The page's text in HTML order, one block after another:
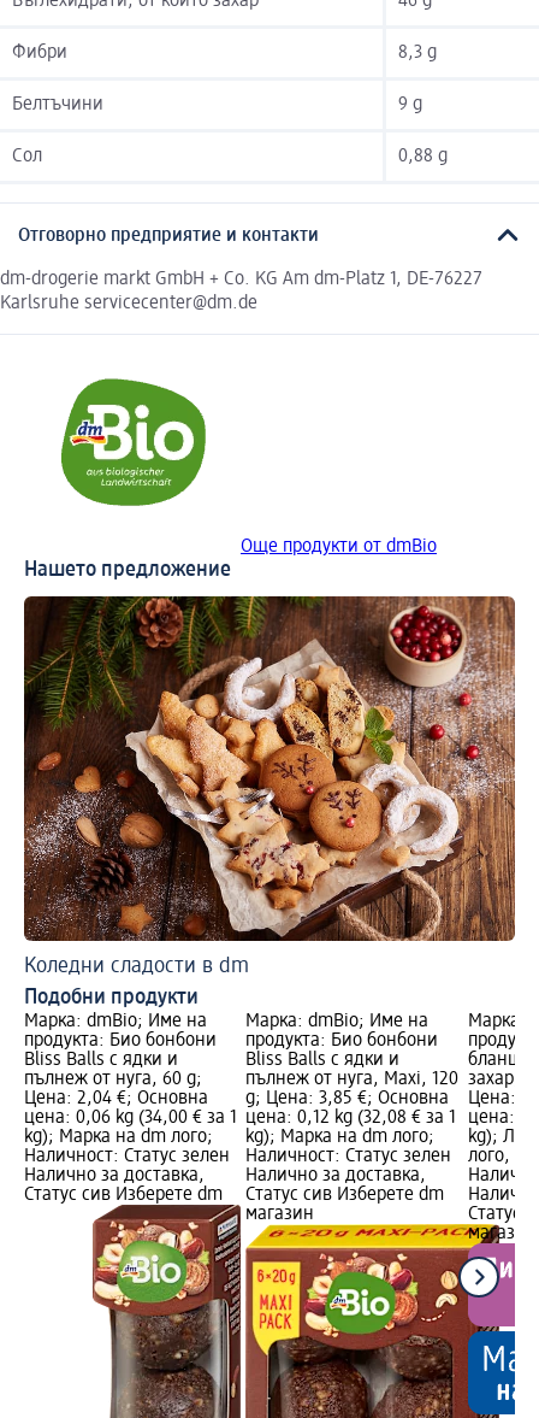
Фибри 8,3 g
Белтъчини 9 g
Сол 0,88 g
Отговорно предприятие и контакти
dm-drogerie markt GmbH + Co. KG Am dm-Platz 1, DE-76227
Karlsruhe servicecenter@dm.de
Още продукти от dmBio
Нашето предложение
Коледни сладости в dm
Подобни продукти
Марка: dmBio; Име на
продукта: Био бонбони
Bliss Balls с ядки и
пълнеж от нуга, 60 g;
Цена: 2,04 €; Основна
цена: 0,06 kg (34,00 € за 1
kg); Марка на dm лого;
Наличност: Статус зелен
Налично за доставка,
Статус сив Изберете dm
Марка: dmBio; Име на
продукта: Био бонбони
Bliss Balls с ядки и
пълнеж от нуга, Maxi, 120
g; Цена: 3,85 €; Основна
цена: 0,12 kg (32,08 € за 1
kg); Марка на dm лого;
Наличност: Статус зелен
Налично за доставка,
Статус сив Изберете dm
магазин
Марка:
захар,
Цена:
цена:
kg);
лого,
Статус
магазин